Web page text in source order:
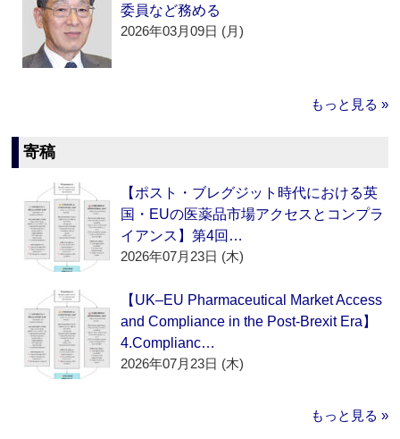
委員など務める
2026年03月09日 (月)
もっと見る »
寄稿
【ポスト・ブレグジット時代における英
国・EUの医薬品市場アクセスとコンプラ
イアンス】第4回…
2026年07月23日 (木)
【UK–EU Pharmaceutical Market Access
and Compliance in the Post-Brexit Era】
4.Complianc…
2026年07月23日 (木)
もっと見る »